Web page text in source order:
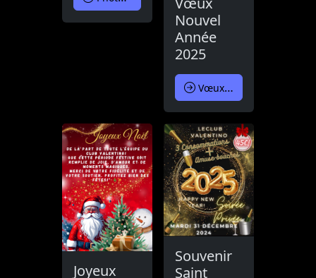
Nouvel
Année
2025
Vœux Nouvel Année 2025
Joyeux
Souvenir
Saint